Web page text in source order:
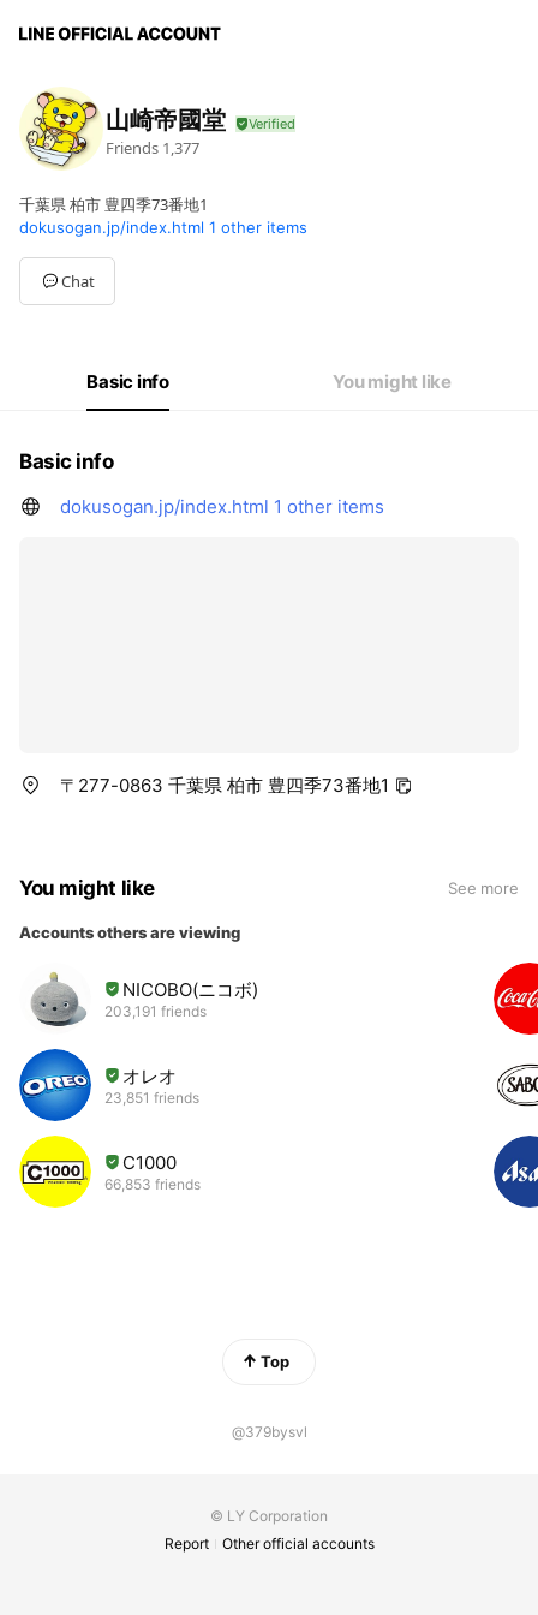
山崎帝國堂
Friends 1,377
千葉県 柏市 豊四季73番地1
dokusogan.jp/index.html 1 other items
Chat
Basic info You might like
Basic info
dokusogan.jp/index.html 1 other items
〒277-0863 千葉県 柏市 豊四季73番地1
You might like See more
Accounts others are viewing
NICOBO(ニコボ)
203,191 friends
オレオ
23,851 friends
C1000
66,853 friends
Top
@379bysvl
© LY Corporation
Report
Other official accounts